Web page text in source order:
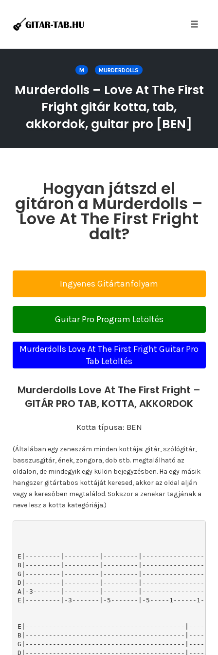
M MURDERDOLLS
Murderdolls – Love At The First
Fright gitár kotta, tab,
akkordok, guitar pro [BEN]
Hogyan játszd el
gitáron a Murderdolls –
Love At The First Fright
dalt?
Ingyenes Gitártanfolyam
Guitar Pro Program Letöltés
Murderdolls Love At The First Fright Guitar Pro
Tab Letöltés
Murderdolls Love At The First Fright –
GITÁR PRO TAB, KOTTA, AKKORDOK
Kotta típusa: BEN
(Általában egy zeneszám minden kottája: gitár, szólógitár,
basszusgitár, ének, zongora, dob stb. megtalálható az
oldalon, de mindegyik egy külön bejegyzésben. Ha egy másik
hangszer gitártabos kottáját keresed, akkor az oldal alján
vagy a keresőben megtalálod. Sokszor a zenekar tagjának a
neve lesz a kotta kategóriája.)
E|---------|---------|---------
B|---------|---------|---------
G|---------|---------|---------
D|---------|---------|---------
A|-3-------|---------|---------
E|---------|-3-------|-5-------|-5-----1------1---
E|-----------------------------------------
B|-----------------------------------------
G|-----------------------------------------
D|-----------------------------------------